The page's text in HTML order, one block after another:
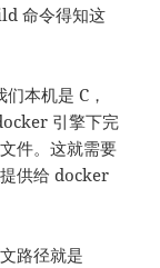
命令得知这
本机是 C，
引擎下完
件。这就需要
供给 docker
路径就是